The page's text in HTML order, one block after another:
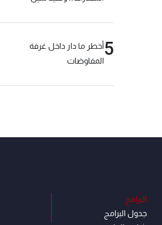
5أخطر ما دار داخل غرفة
المفاوضات
البرامج
جدول البرامج